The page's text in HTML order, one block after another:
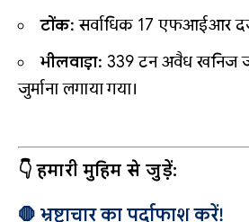
टोंक: सर्वाधिक 17 एफआईआर
भीलवाड़ा: 339 टन अवैध खनिज
जुर्माना लगाया गया।
👇 हमारी मुहिम से जुड़ें:
🛑 भ्रष्टाचार का पर्दाफाश करें!